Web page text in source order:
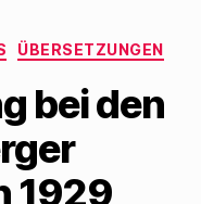
ÜBERSETZUNGEN
bei den
1929